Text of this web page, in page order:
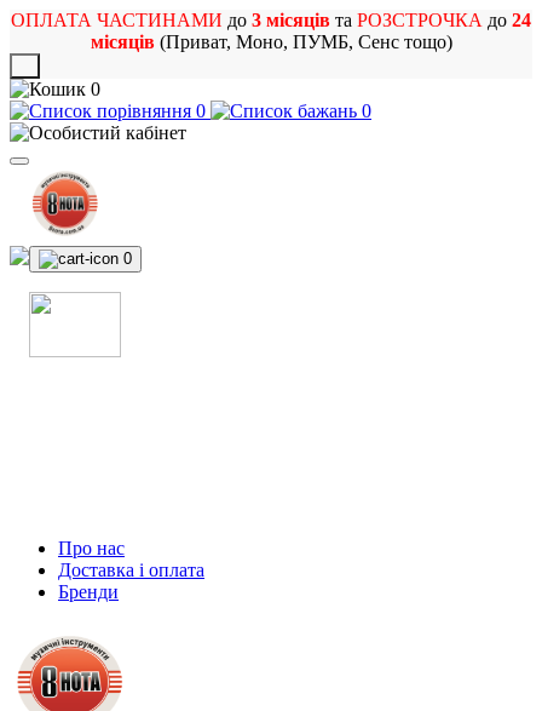
ОПЛАТА ЧАСТИНАМИ до 3 місяців та РОЗСТРОЧКА до 24
місяців(Приват, Моно, ПУМБ, Сенс тощо)
0
0
0
0
Про нас
Доставка і оплата
Бренди